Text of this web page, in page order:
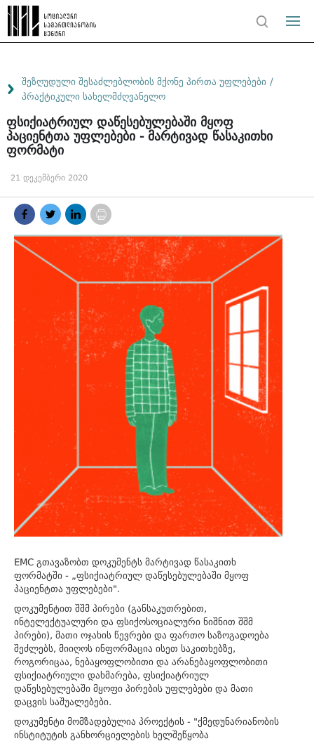
შეზღუდული შესაძლებლობის მქონე პირთა უფლებები /
პრაქტიკული სახელმძღვანელო
ფსიქიატრიულ დაწესებულებაში მყოფ
პაციენტთა უფლებები - მარტივად წასაკითხი
ფორმატი
21 დეკემბერი 2020
EMC გთავაზობთ დოკუმენტს მარტივად წასაკითხ
ფორმატში - „ფსიქიატრიულ დაწესებულებაში მყოფ
პაციენტთა უფლებები".
დოკუმენტით შშმ პირები (განსაკუთრებით,
ინტელექტუალური და ფსიქოსოციალური ნიშნით შშმ
პირები), მათი ოჯახის წევრები და ფართო საზოგადოება
შეძლებს, მიიღოს ინფორმაცია ისეთ საკითხებზე,
როგორიცაა, ნებაყოფლობითი და არანებაყოფლობითი
ფსიქიატრიული დახმარება, ფსიქიატრიულ
დაწესებულებაში მყოფი პირების უფლებები და მათი
დაცვის საშუალებები.
დოკუმენტი მომზადებულია პროექტის - "ქმედუნარიანობის
ინსტიტუტის განხორციელების ხელშეწყობა